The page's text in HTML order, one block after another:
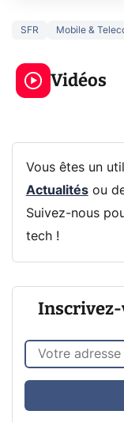
SFR Mobile &
Vidéos
jeux dans la
prochaine
Vous êtes un
Actualitésou
Suivez-nous
tech !